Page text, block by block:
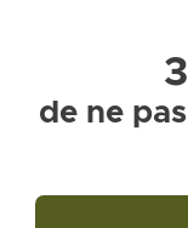
de ne